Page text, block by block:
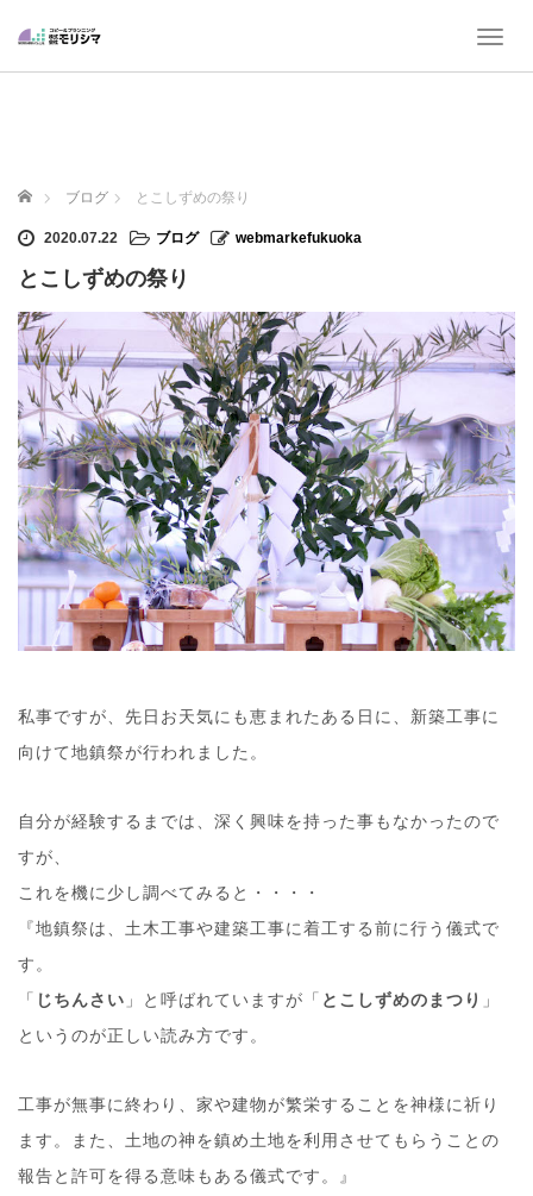
T
i
o
ホーム ブログ とこしずめの祭り
2020.07.22 ブログ webmarkefukuoka
とこしずめの祭り
私事ですが、先日お天気にも恵まれたある日に、新築工事に
向けて地鎮祭が行われました。
自分が経験するまでは、深く興味を持った事もなかったので
すが、
これを機に少し調べてみると・・・・
『地鎮祭は、土木工事や建築工事に着工する前に行う儀式で
す。
「 じちんさい 」と呼ばれていますが「 とこしずめのまつり 」
というのが正しい読み方です。
工事が無事に終わり、家や建物が繁栄することを神様に祈り
ます。また、土地の神を鎮め土地を利用させてもらうことの
報告と許可を得る意味もある儀式です。』